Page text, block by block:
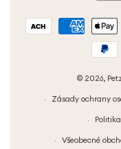
Spôsoby
platby
© 2026,
Zásady ochrany
Všeobecné